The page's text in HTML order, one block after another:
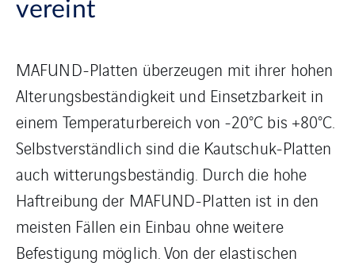
vereint
MAFUND-Platten überzeugen mit ihrer hohen
Alterungsbeständigkeit und Einsetzbarkeit in
einem Temperaturbereich von -20°C bis +80°C.
Selbstverständlich sind die Kautschuk-Platten
auch witterungsbeständig. Durch die hohe
Haftreibung der MAFUND-Platten ist in den
meisten Fällen ein Einbau ohne weitere
Befestigung möglich. Von der elastischen